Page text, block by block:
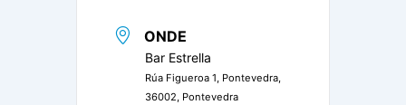
ONDE
Bar Estrella
Rúa Figueroa 1, Pontevedra,
36002, Pontevedra